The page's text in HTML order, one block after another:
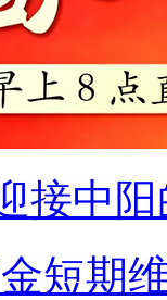
接中阳
短期